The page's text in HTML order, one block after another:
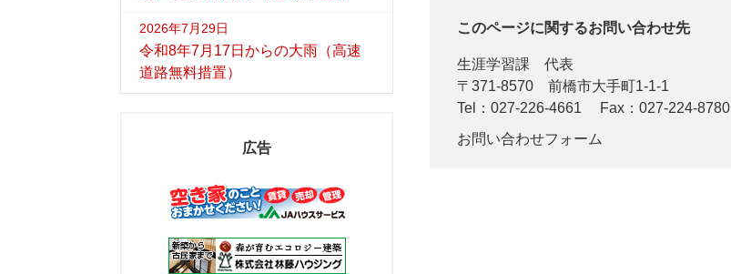
このページに関するお問い合わせ先
生涯学習課
代表
〒371-8570
前橋市大手町1-1-1
Tel：027-226-4661
Fax：027-224-8780
お問い合わせフォーム
2026年7月29日
令和8年7月17日からの大雨（高速
道路無料措置）
広告